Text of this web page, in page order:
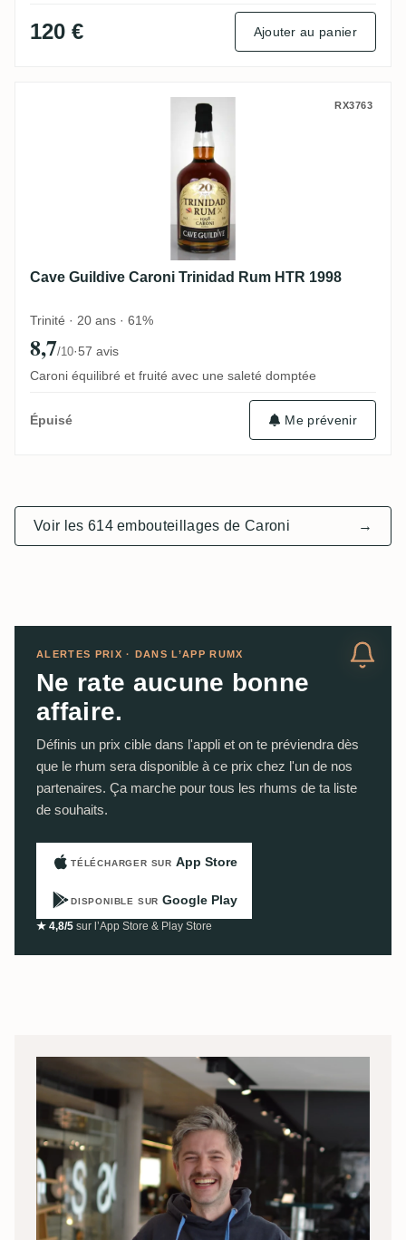
120 € Ajouter au panier
Cave Guildive Caroni Trinidad Rum HTR
RX3763
Cave Guildive Caroni Trinidad Rum HTR 1998
Trinité · 20 ans · 61%
8,7/10·57 avis
Caroni équilibré et fruité avec une saleté domptée
Épuisé Me prévenir
Voir les 614 embouteillages de Caroni →
ALERTES PRIX · DANS L’APP RUMX
Ne rate aucune bonne
affaire.
Définis un prix cible dans l'appli et on te préviendra dès
que le rhum sera disponible à ce prix chez l'un de nos
partenaires. Ça marche pour tous les rhums de ta liste
de souhaits.
TÉLÉCHARGER SUR App Store
DISPONIBLE SUR Google Play
★ 4,8/5 sur l’App Store & Play Store